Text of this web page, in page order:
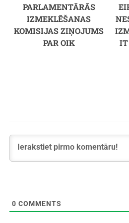
PARLAMENTĀRĀS
IZMEKLĒŠANAS
KOMISIJAS ZIŅOJUMS
PAR OIK
0 COMMENTS